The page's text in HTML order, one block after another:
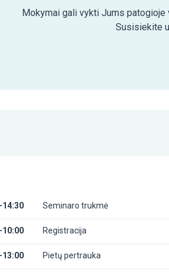
Mokymai gali vykti Jums patogioje
Susisiekite
14:30 Seminaro trukmė
10:00 Registracija
13:00 Pietų pertrauka